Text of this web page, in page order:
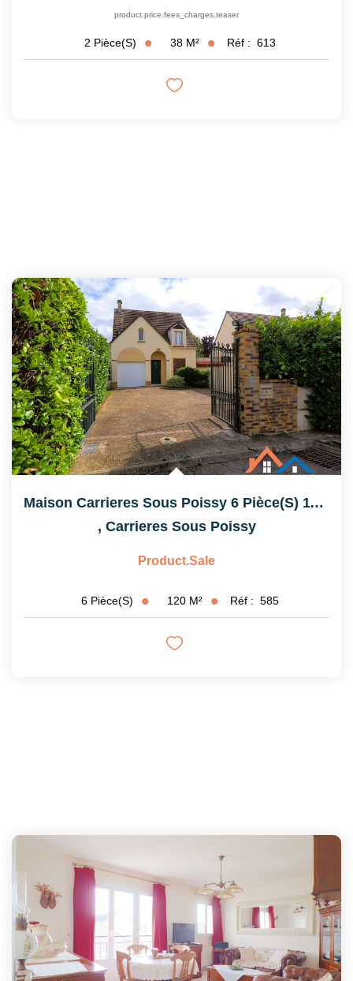
product.price.fees_charges.teaser
2 Pièce(s) 38 M² Réf : 613
Maison Carrieres Sous Poissy 6 Pièce(s) 119.68 M2
, Carrieres Sous Poissy
Product.sale
6 Pièce(s) 120 M² Réf : 585